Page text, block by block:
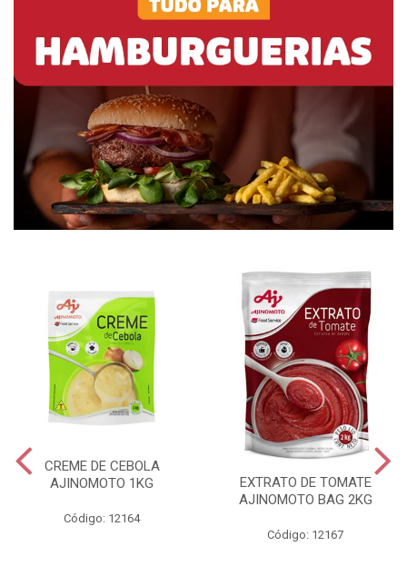
CREME DE CEBOLA
AJINOMOTO 1KG
Código: 12164
EXTRATO DE TOMATE
AJINOMOTO BAG 2KG
Código: 12167